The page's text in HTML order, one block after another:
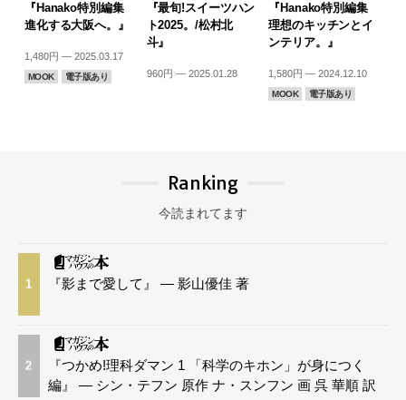
『Hanako特別編集
進化する大阪へ。』
1,480円 — 2025.03.17
MOOK 電子版あり
『最旬!スイーツハン
ト2025。/松村北
斗』
960円 — 2025.01.28
『Hanako特別編集
理想のキッチンとイ
ンテリア。』
1,580円 — 2024.12.10
MOOK 電子版あり
Ranking
今読まれてます
1 『影まで愛して』 — 影山優佳 著
2
『つかめ!理科ダマン 1 「科学のキホン」が身につく
編』 — シン・テフン 原作 ナ・スンフン 画 呉 華順 訳